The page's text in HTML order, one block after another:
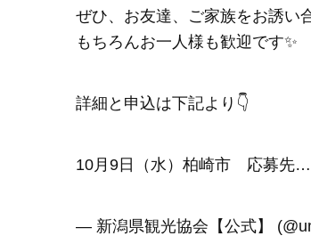
ぜひ、お友達、ご家族をお誘い
もちろんお一人様も歓迎です✨
詳細と申込は下記より👇
10月9日（水）柏崎市 応募先…
— 新潟県観光協会【公式】